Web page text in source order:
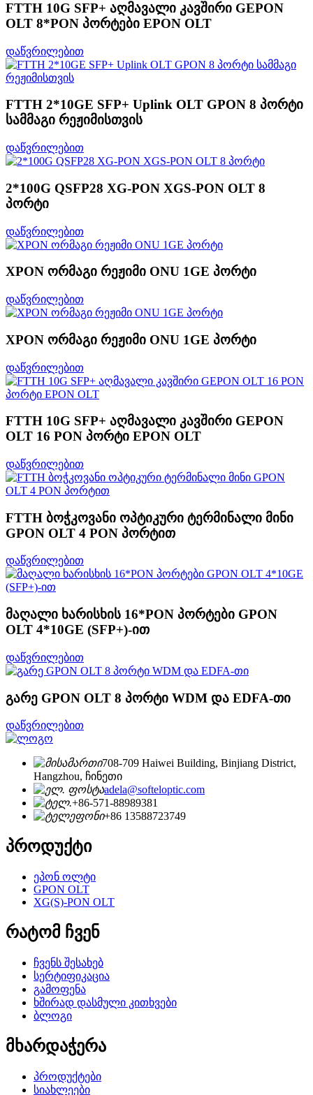
FTTH 10G SFP+ აღმავალი კავშირი GEPON
OLT 8*PON პორტები EPON OLT
დაწვრილებით
FTTH 2*10GE SFP+ Uplink OLT GPON 8 პორტი
სამმაგი რეჟიმისთვის
დაწვრილებით
2*100G QSFP28 XG-PON XGS-PON OLT 8
პორტი
დაწვრილებით
XPON ორმაგი რეჟიმი ONU 1GE პორტი
დაწვრილებით
XPON ორმაგი რეჟიმი ONU 1GE პორტი
დაწვრილებით
FTTH 10G SFP+ აღმავალი კავშირი GEPON
OLT 16 PON პორტი EPON OLT
დაწვრილებით
FTTH ბოჭკოვანი ოპტიკური ტერმინალი მინი
GPON OLT 4 PON პორტით
დაწვრილებით
მაღალი ხარისხის 16*PON პორტები GPON
OLT 4*10GE (SFP+)-ით
დაწვრილებით
გარე GPON OLT 8 პორტი WDM და EDFA-თი
დაწვრილებით
708-709 Haiwei Building, Binjiang District,
Hangzhou, ჩინეთი
adela@softeloptic.com
+86-571-88989381
+86 13588723749
პროდუქტი
ეპონ ოლტი
GPON OLT
XG(S)-PON OLT
რატომ ჩვენ
ჩვენს შესახებ
სერტიფიკაცია
გამოფენა
ხშირად დასმული კითხვები
ბლოგი
მხარდაჭერა
პროდუქტები
სიახლეები